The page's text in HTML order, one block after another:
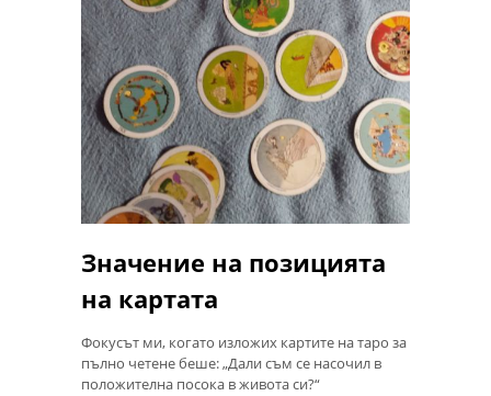
Значение на позицията
на картата
Фокусът ми, когато изложих картите на таро за
пълно четене беше: „Дали съм се насочил в
положителна посока в живота си?“